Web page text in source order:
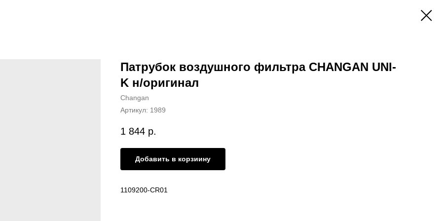
Патрубок воздушного фильтра CHANGAN UNI-
K н/оригинал
Changan
Артикул: 1989
1 844 р.
Добавить в корзиину
1109200-CR01